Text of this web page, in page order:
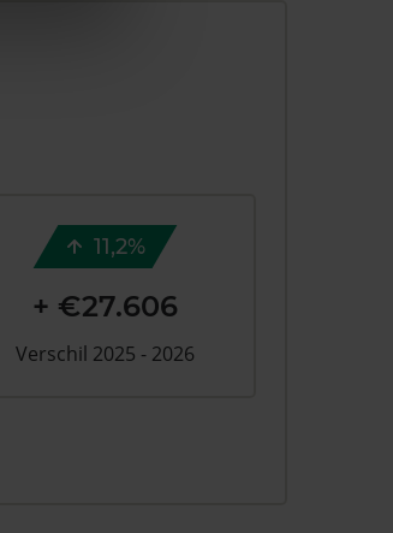
11,2%
+ €27.606
Verschil 2025 - 2026